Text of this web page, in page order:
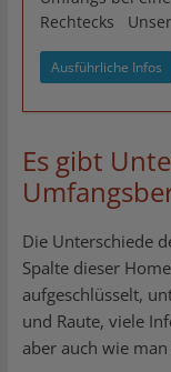
Rechtecks Unser
Ausführliche Infos
Es gibt
Die Unterschiede
Spalte dieser
aufgeschlüsselt,
und Raute, viele
aber auch wie